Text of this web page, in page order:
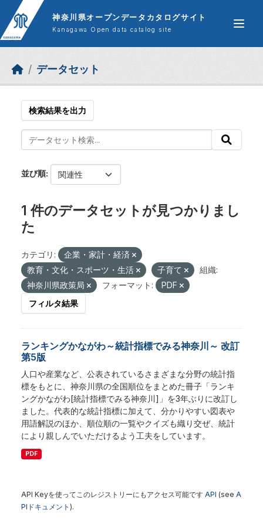
Skip to main content
神奈川県オープンデータカタログサイト
Kanagawa Open data catalog site
データセット
検索結果を出力
並び順
1 件のデータセットが見つかりまし
た
カテゴリ:
企業・家計・経済
教育・文化・スポーツ・生活
子育て
組織:
神奈川県政策局
フォーマット:
PDF
フィルタ結果
ランキングかながわ～統計指標でみる神奈川～ 改訂
第5版
人口や産業など、公表されているさまざまな分野の統計指
標をもとに、神奈川県の全国順位をまとめた冊子「ランキ
ングかながわ[統計指標でみる神奈川]」を3年ぶりに改訂し
ました。代表的な統計指標に加えて、分かりやすい図表や
用語解説のほか、順位順の一覧やクイズも織り交ぜ、統計
により親しんでいただけるよう工夫をしています。
PDF
API Keyを使ってこのレジストリーにもアクセス可能です API (see A
PIドキュメント ).